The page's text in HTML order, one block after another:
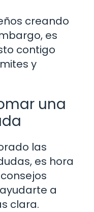
creando
es
contigo
y
una
las
es hora
a
clara.